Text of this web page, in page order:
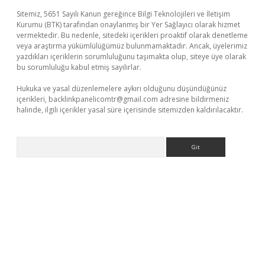
Sitemiz, 5651 Sayılı Kanun gereğince Bilgi Teknolojileri ve İletişim
Kurumu (BTK) tarafından onaylanmış bir Yer Sağlayıcı olarak hizmet
vermektedir. Bu nedenle, sitedeki içerikleri proaktif olarak denetleme
veya araştırma yükümlülüğümüz bulunmamaktadır. Ancak, üyelerimiz
yazdıkları içeriklerin sorumluluğunu taşımakta olup, siteye üye olarak
bu sorumluluğu kabul etmiş sayılırlar.
Hukuka ve yasal düzenlemelere aykırı olduğunu düşündüğünüz
içerikleri, backlinkpanelicomtr@gmail.com adresine bildirmeniz
halinde, ilgili içerikler yasal süre içerisinde sitemizden kaldırılacaktır.